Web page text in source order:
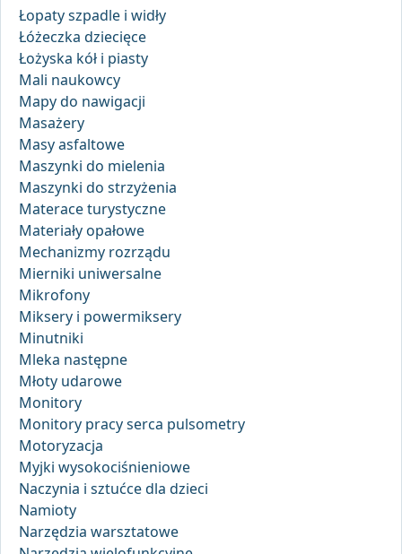
Łopaty szpadle i widły
Łóżeczka dziecięce
Łożyska kół i piasty
Mali naukowcy
Mapy do nawigacji
Masażery
Masy asfaltowe
Maszynki do mielenia
Maszynki do strzyżenia
Materace turystyczne
Materiały opałowe
Mechanizmy rozrządu
Mierniki uniwersalne
Mikrofony
Miksery i powermiksery
Minutniki
Mleka następne
Młoty udarowe
Monitory
Monitory pracy serca pulsometry
Motoryzacja
Myjki wysokociśnieniowe
Naczynia i sztućce dla dzieci
Namioty
Narzędzia warsztatowe